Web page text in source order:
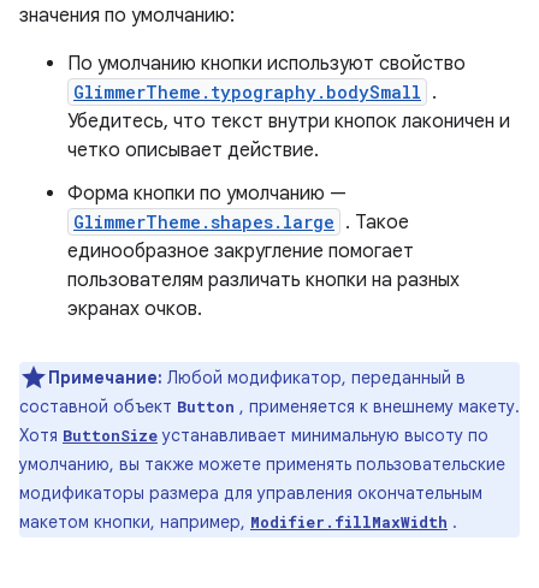
значения по умолчанию:
По умолчанию кнопки используют свойство
GlimmerTheme.typography.bodySmall .
Убедитесь, что текст внутри кнопок лаконичен и
четко описывает действие.
Форма кнопки по умолчанию —
GlimmerTheme.shapes.large . Такое
единообразное закругление помогает
пользователям различать кнопки на разных
экранах очков.
Примечание: Любой модификатор, переданный в
составной объект Button , применяется к внешнему макету.
Хотя ButtonSizeустанавливает минимальную высоту по
умолчанию, вы также можете применять пользовательские
модификаторы размера для управления окончательным
макетом кнопки, например, Modifier.fillMaxWidth .